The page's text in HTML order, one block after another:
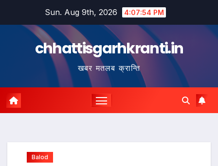
Sun. Aug 9th, 2026 4:07:55 PM
chhattisgarhkranti.in
खबर मतलब क्रान्ति
Balod